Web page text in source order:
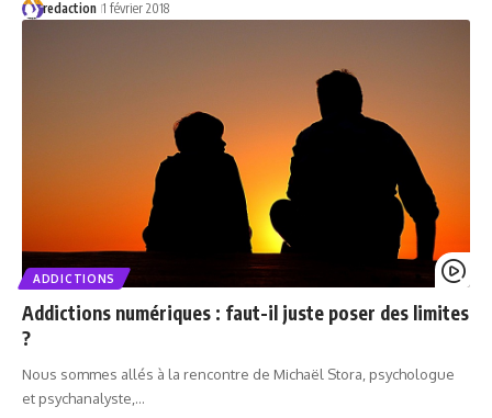
redaction 1 février 2018
ADDICTIONS
Addictions numériques : faut-il juste poser des limites
?
Nous sommes allés à la rencontre de Michaël Stora, psychologue
et psychanalyste,…